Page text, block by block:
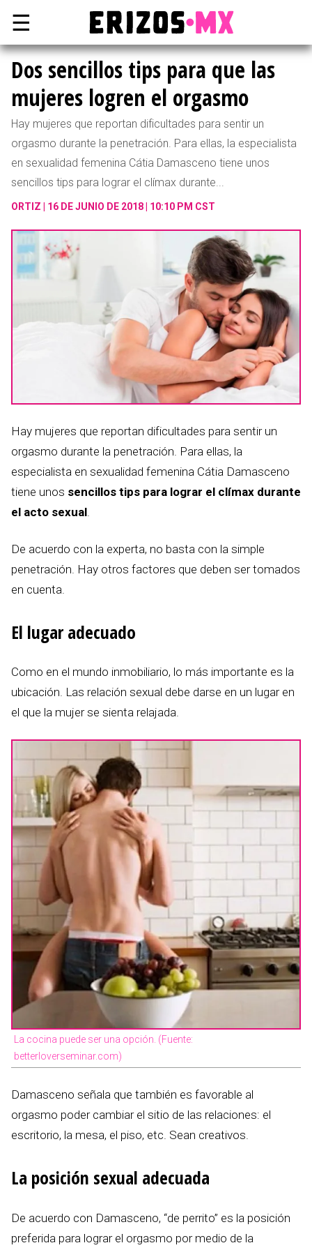
☰
Dos sencillos tips para que las
mujeres logren el orgasmo
Hay mujeres que reportan dificultades para sentir un
orgasmo durante la penetración. Para ellas, la especialista
en sexualidad femenina Cátia Damasceno tiene unos
sencillos tips para lograr el clímax durante...
ORTIZ 16 DE JUNIO DE 2018 | 10:10 PM CST
Hay mujeres que reportan dificultades para sentir un
orgasmo durante la penetración. Para ellas, la
especialista en sexualidad femenina Cátia Damasceno
tiene unos sencillos tips para lograr el clímax durante
el acto sexual.
De acuerdo con la experta, no basta con la simple
penetración. Hay otros factores que deben ser tomados
en cuenta.
El lugar adecuado
Como en el mundo inmobiliario, lo más importante es la
ubicación. Las relación sexual debe darse en un lugar en
el que la mujer se sienta relajada.
La cocina puede ser una opción. (Fuente:
betterloverseminar.com)
Damasceno señala que también es favorable al
orgasmo poder cambiar el sitio de las relaciones: el
escritorio, la mesa, el piso, etc. Sean creativos.
La posición sexual adecuada
De acuerdo con Damasceno, “de perrito” es la posición
preferida para lograr el orgasmo por medio de la